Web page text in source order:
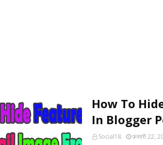
How To
In Blogger
Social18 फ़रवरी 22,